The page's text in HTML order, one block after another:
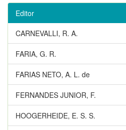
Editor
CARNEVALLI, R. A.
FARIA, G. R.
FARIAS NETO, A. L. de
FERNANDES JUNIOR, F.
HOOGERHEIDE, E. S. S.